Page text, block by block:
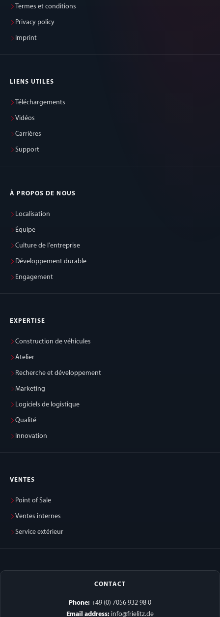
Termes et conditions
Privacy policy
Imprint
LIENS UTILES
Téléchargements
Vidéos
Carrières
Support
À PROPOS DE NOUS
Localisation
Équipe
Culture de l'entreprise
Développement durable
Engagement
EXPERTISE
Construction de véhicules
Atelier
Recherche et développement
Marketing
Logiciels de logistique
Qualité
Innovation
VENTES
Point of Sale
Ventes internes
Service extérieur
CONTACT
Phone: +49 (0) 7056 932 98 0
Email address: info@frielitz.de